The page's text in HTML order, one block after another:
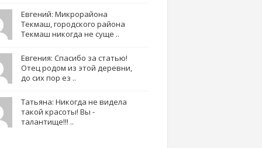
Евгений: Микрорайона
Текмаш, городского района
Текмаш никогда не суще ..
Евгения: Спасибо за статью!
Отец родом из этой деревни,
до сих пор ез ..
Татьяна: Никогда не видела
такой красоты! Вы -
талантище!!! ..